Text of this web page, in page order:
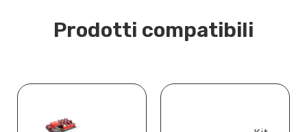
Prodotti compatibili